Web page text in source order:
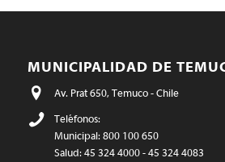
MUNICIPALIDAD DE
Av. Prat 650, Temuco - Chile
Teléfonos:
Municipal: 800 100 650
Salud: 45 324 4000 - 45 324 4083